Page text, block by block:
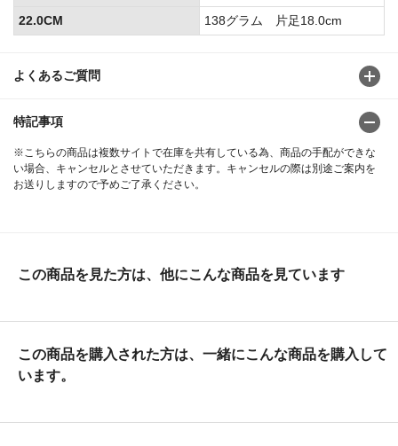
よくあるご質問
特記事項
※こちらの商品は複数サイトで在庫を共有している為、商品の手配ができな
い場合、キャンセルとさせていただきます。キャンセルの際は別途ご案内を
お送りしますので予めご了承ください。
22.0CM
138グラム 片足18.0cm
この商品を見た方は、他にこんな商品を見ています
この商品を購入された方は、一緒にこんな商品を購入して
います。